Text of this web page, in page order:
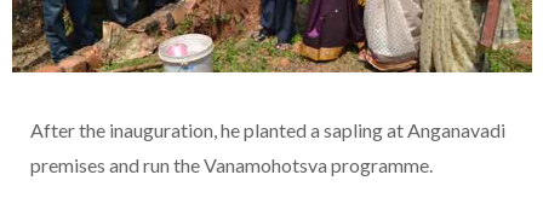
After the inauguration, he planted a sapling at Anganavadi
premises and run the Vanamohotsva programme.